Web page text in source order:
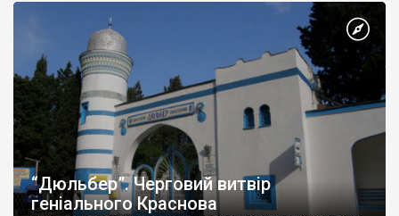
“Дюльбер”. Черговий витвір
геніального Краснова